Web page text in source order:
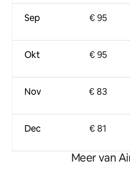
Sep
Okt
Nov
Dec
€ 95
€ 95
€ 83
€ 81
Meer van